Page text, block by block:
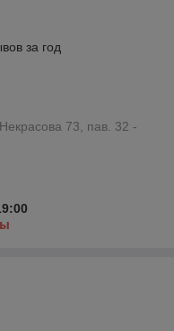
за год
73, пав. 32 -